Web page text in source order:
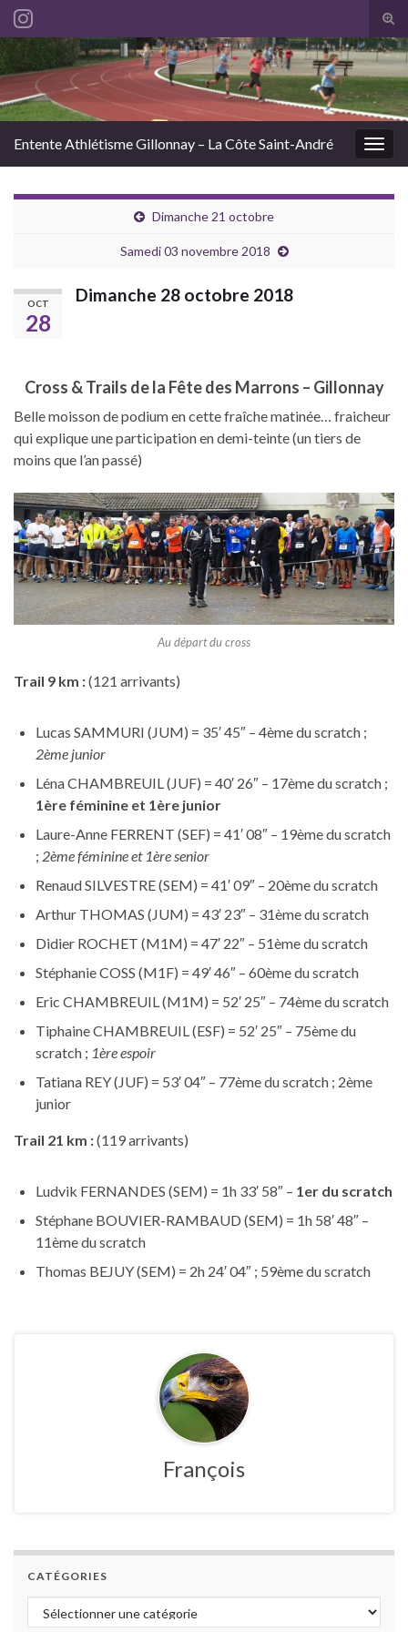
Search for:
Entente Athlétisme Gillonnay – La Côte Saint-André
Dimanche 21 octobre
Samedi 03 novembre 2018
OCT
28
Dimanche 28 octobre 2018
Cross & Trails de la Fête des Marrons – Gillonnay
Belle moisson de podium en cette fraîche matinée… fraicheur
qui explique une participation en demi-teinte (un tiers de
moins que l’an passé)
Au départ du cross
Trail 9 km :(121 arrivants)
Lucas SAMMURI (JUM) = 35′ 45″ – 4ème du scratch ;
2ème junior
Léna CHAMBREUIL (JUF) = 40′ 26″ – 17ème du scratch ;
1ère féminine et 1ère junior
Laure-Anne FERRENT (SEF) = 41′ 08″ – 19ème du scratch
; 2ème féminine et 1ère senior
Renaud SILVESTRE (SEM) = 41′ 09″ – 20ème du scratch
Arthur THOMAS (JUM) = 43′ 23″ – 31ème du scratch
Didier ROCHET (M1M) = 47′ 22″ – 51ème du scratch
Stéphanie COSS (M1F) = 49′ 46″ – 60ème du scratch
Eric CHAMBREUIL (M1M) = 52′ 25″ – 74ème du scratch
Tiphaine CHAMBREUIL (ESF) = 52′ 25″ – 75ème du
scratch ; 1ère espoir
Tatiana REY (JUF) = 53′ 04″ – 77ème du scratch ; 2ème
junior
Trail 21 km :(119 arrivants)
Ludvik FERNANDES (SEM) = 1h 33′ 58″ – 1er du scratch
Stéphane BOUVIER-RAMBAUD (SEM) = 1h 58′ 48″ –
11ème du scratch
Thomas BEJUY (SEM) = 2h 24′ 04″ ; 59ème du scratch
François
CATÉGORIES
Catégories